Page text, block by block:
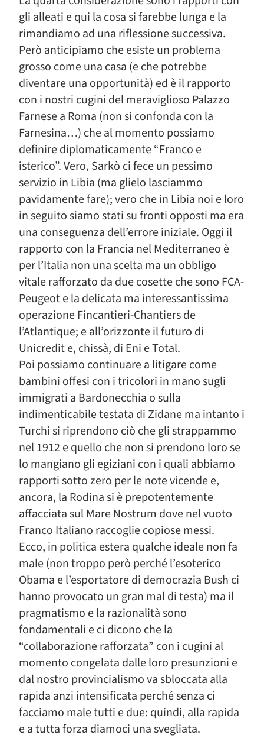
gli alleati e qui la cosa si farebbe lunga e la
rimandiamo ad una riflessione successiva.
Però anticipiamo che esiste un problema
grosso come una casa (e che potrebbe
diventare una opportunità) ed è il rapporto
con i nostri cugini del meraviglioso Palazzo
Farnese a Roma (non si confonda con la
Farnesina…) che al momento possiamo
definire diplomaticamente “Franco e
isterico”. Vero, Sarkò ci fece un pessimo
servizio in Libia (ma glielo lasciammo
pavidamente fare); vero che in Libia noi e loro
in seguito siamo stati su fronti opposti ma era
una conseguenza dell’errore iniziale. Oggi il
rapporto con la Francia nel Mediterraneo è
per l’Italia non una scelta ma un obbligo
vitale rafforzato da due cosette che sono FCA-
Peugeot e la delicata ma interessantissima
operazione Fincantieri-Chantiers de
l’Atlantique; e all’orizzonte il futuro di
Unicredit e, chissà, di Eni e Total.
Poi possiamo continuare a litigare come
bambini offesi con i tricolori in mano sugli
immigrati a Bardonecchia o sulla
indimenticabile testata di Zidane ma intanto i
Turchi si riprendono ciò che gli strappammo
nel 1912 e quello che non si prendono loro se
lo mangiano gli egiziani con i quali abbiamo
rapporti sotto zero per le note vicende e,
ancora, la Rodina si è prepotentemente
affacciata sul Mare Nostrum dove nel vuoto
Franco Italiano raccoglie copiose messi.
Ecco, in politica estera qualche ideale non fa
male (non troppo però perché l’esoterico
Obama e l’esportatore di democrazia Bush ci
hanno provocato un gran mal di testa) ma il
pragmatismo e la razionalità sono
fondamentali e ci dicono che la
“collaborazione rafforzata” con i cugini al
momento congelata dalle loro presunzioni e
dal nostro provincialismo va sbloccata alla
rapida anzi intensificata perché senza ci
facciamo male tutti e due: quindi, alla rapida
e a tutta forza diamoci una svegliata.